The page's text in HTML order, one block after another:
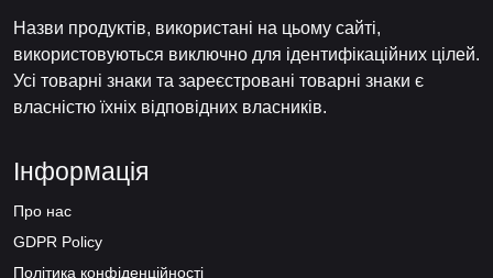
Назви продуктів, використані на цьому сайті,
використовуються виключно для ідентифікаційних цілей.
Усі товарні знаки та зареєстровані товарні знаки є
власністю їхніх відповідних власників.
Інформація
Про нас
GDPR Policy
Політика конфіденційності